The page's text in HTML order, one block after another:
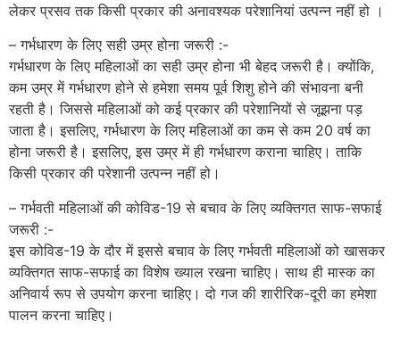
लेकर प्रसव तक किसी प्रकार की अनावश्यक परेशानियां उत्पन्न नहीं हो ।
– गर्भधारण के लिए सही उम्र होना जरूरी :-
गर्भधारण के लिए महिलाओं का सही उम्र होना भी बेहद जरूरी है। क्योंकि,
कम उम्र में गर्भधारण होने से हमेशा समय पूर्व शिशु होने की संभावना बनी
रहती है। जिससे महिलाओं को कई प्रकार की परेशानियों से जूझना पड़
जाता है। इसलिए, गर्भधारण के लिए महिलाओं का कम से कम 20 वर्ष का
होना जरूरी है। इसलिए, इस उम्र में ही गर्भधारण कराना चाहिए। ताकि
किसी प्रकार की परेशानी उत्पन्न नहीं हो।
– गर्भवती महिलाओं की कोविड-19 से बचाव के लिए व्यक्तिगत साफ-सफाई
जरूरी :-
इस कोविड-19 के दौर में इससे बचाव के लिए गर्भवती महिलाओं को खासकर
व्यक्तिगत साफ-सफाई का विशेष ख्याल रखना चाहिए। साथ ही मास्क का
अनिवार्य रूप से उपयोग करना चाहिए। दो गज की शारीरिक-दूरी का हमेशा
पालन करना चाहिए।